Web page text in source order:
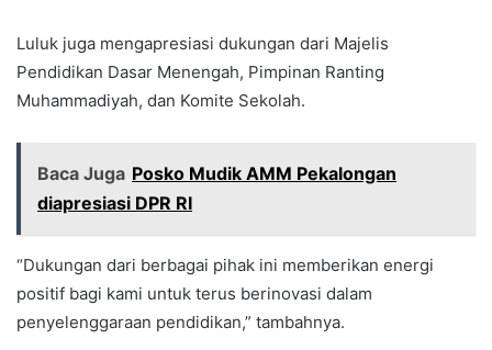
Luluk juga mengapresiasi dukungan dari Majelis
Pendidikan Dasar Menengah, Pimpinan Ranting
Muhammadiyah, dan Komite Sekolah.
Baca Juga Posko Mudik AMM Pekalongan
diapresiasi DPR RI
“Dukungan dari berbagai pihak ini memberikan energi
positif bagi kami untuk terus berinovasi dalam
penyelenggaraan pendidikan,” tambahnya.